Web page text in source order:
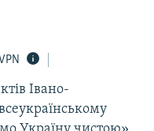
Івано-